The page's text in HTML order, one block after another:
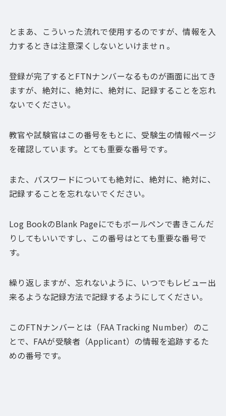
とまあ、こういった流れで使用するのですが、情報を入
力するときは注意深くしないといけませｎ。
登録が完了するとFTNナンバーなるものが画面に出てき
ますが、絶対に、絶対に、絶対に、記録することを忘れ
ないでください。
教官や試験官はこの番号をもとに、受験生の情報ページ
を確認しています。とても重要な番号です。
また、パスワードについても絶対に、絶対に、絶対に、
記録することを忘れないでください。
Log BookのBlank Pageにでもボールペンで書きこんだ
りしてもいいですし、この番号はとても重要な番号で
す。
繰り返しますが、忘れないように、いつでもレビュー出
来るような記録方法で記録するようにしてください。
このFTNナンバーとは（FAA Tracking Number）のこ
とで、FAAが受験者（Applicant）の情報を追跡するた
めの番号です。